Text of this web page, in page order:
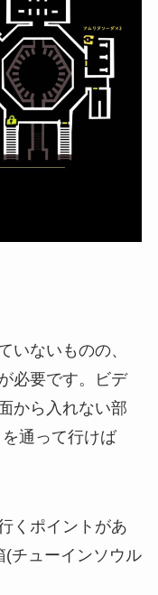
いないものの、
必要です。ビデ
から入れない部
通って行けば
くポイントがあ
(チューインソウル